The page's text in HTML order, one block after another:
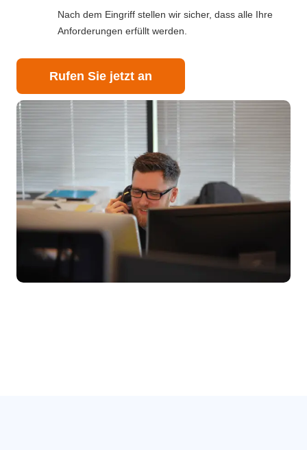
Nach dem Eingriff stellen wir sicher, dass alle Ihre
Anforderungen erfüllt werden.
Rufen Sie jetzt an